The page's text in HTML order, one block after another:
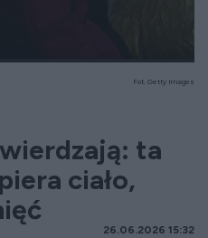
Fot. Getty Images
ta
ciało,
26.06.2026 15:32